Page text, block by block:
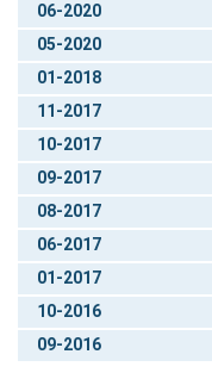
06-2020
05-2020
01-2018
11-2017
10-2017
09-2017
08-2017
06-2017
01-2017
10-2016
09-2016